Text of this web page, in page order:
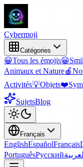
Cybermoji
Catégories
😀Tous les émojis😀
Animaux et Nature🍎
Activités💡Objets❤️
SujetsBlog
Français
EnglishEspañolFrançais
PortuguêsРусскийالعربية